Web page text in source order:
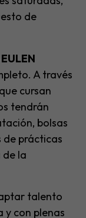
de
A través
cursan
tendrán
bolsas
de prácticas
la
talento
y con plenas